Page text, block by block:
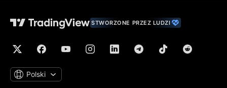
STWORZONE PRZEZ LUDZI
Polski